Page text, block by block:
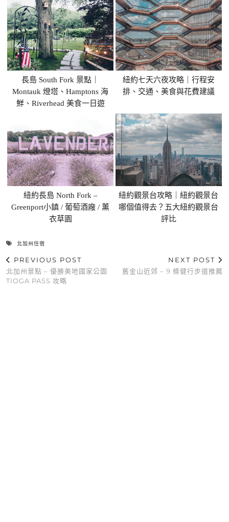
長島 South Fork 景點｜
Montauk 燈塔、Hamptons 海
鮮、Riverhead 美食一日遊
紐約七天六夜攻略｜行程安
排、交通、美食與花費建議
紐約長島 North Fork –
Greenport小鎮 / 葡萄酒廠 / 薰
衣草園
紐約觀景台攻略｜紐約觀景台
哪個值得去？五大紐約觀景台
評比
北加州住宿
PREVIOUS POST
北加州景點 – 優勝美地國家公園
TIOGA PASS 攻略
NEXT POST
舊金山近郊 – 9 條健行步道推薦